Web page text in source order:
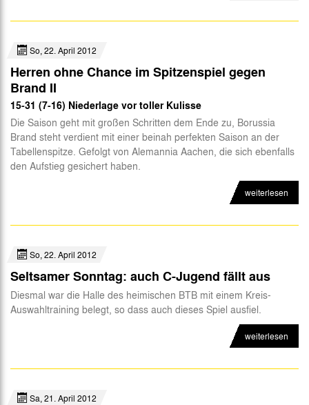
So, 22. April 2012
Herren ohne Chance im Spitzenspiel gegen
Brand II
15-31 (7-16) Niederlage vor toller Kulisse
Die Saison geht mit großen Schritten dem Ende zu, Borussia
Brand steht verdient mit einer beinah perfekten Saison an der
Tabellenspitze. Gefolgt von Alemannia Aachen, die sich ebenfalls
den Aufstieg gesichert haben.
weiterlesen
So, 22. April 2012
Seltsamer Sonntag: auch C-Jugend fällt aus
Diesmal war die Halle des heimischen BTB mit einem Kreis-
Auswahltraining belegt, so dass auch dieses Spiel ausfiel.
weiterlesen
Sa, 21. April 2012